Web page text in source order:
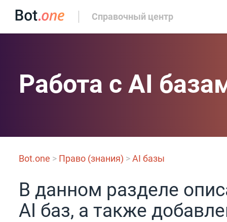
Справочный центр
Работа с AI
Bot.one > Право (знания) >AI базы
В данном разделе
AI баз, а также